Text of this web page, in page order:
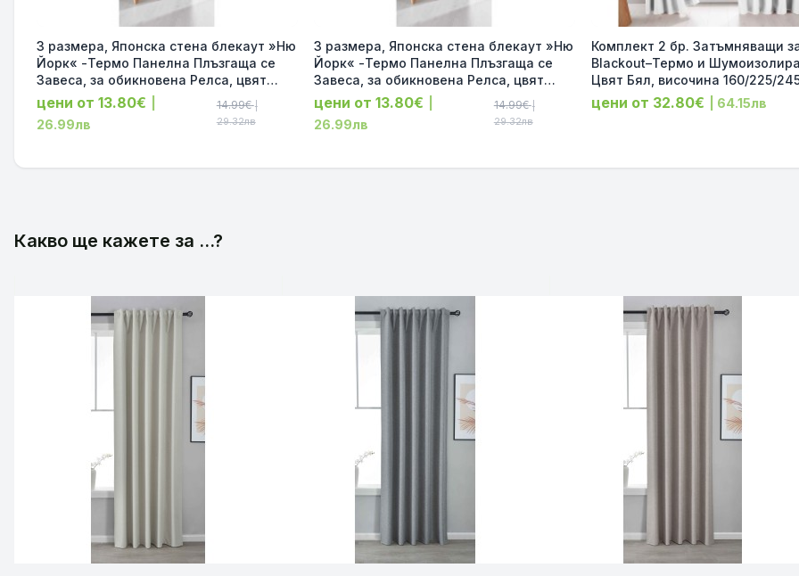
3 размера, Японска стена блекаут »Ню
Йорк« -Термо Панелна Плъзгаща се
Завеса, за обикновена Релса, цвят
Тъмно Сив код-202020680-013
цени от 13.80€
26.99лв
14.99€ |
29.32лв
3 размера, Японска стена блекаут »Ню
Йорк« -Термо Панелна Плъзгаща се
Завеса, за обикновена Релса, цвят
Тъмно Син код-202020680-022
цени от 13.80€
26.99лв
14.99€ |
29.32лв
Комплект 2 бр. Затъмняващи
Blackout–Термо и
Цвят Бял, височина 160/225/
ширина 140 и 295см
цени от 32.80€ | 64.15лв
Какво ще кажете за ...?